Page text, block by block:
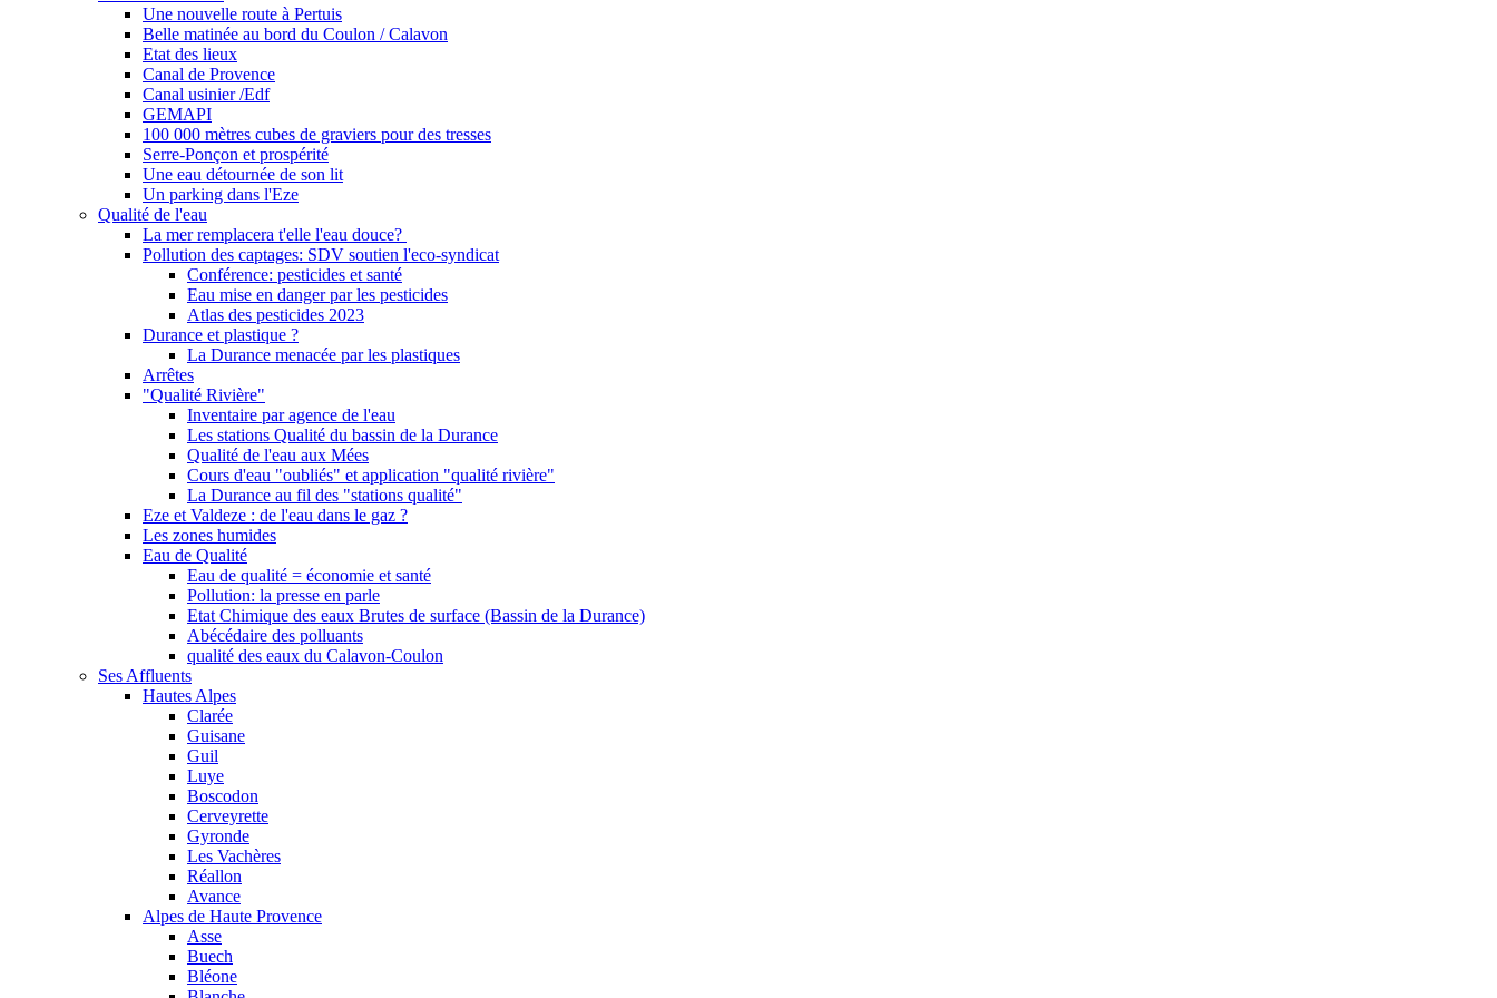
Une nouvelle route à Pertuis
Belle matinée au bord du Coulon / Calavon
Etat des lieux
Canal de Provence
Canal usinier /Edf
GEMAPI
100 000 mètres cubes de graviers pour des tresses
Serre-Ponçon et prospérité
Une eau détournée de son lit
Un parking dans l'Eze
Qualité de l'eau
La mer remplacera t'elle l'eau douce?
Pollution des captages: SDV soutien l'eco-syndicat
Conférence: pesticides et santé
Eau mise en danger par les pesticides
Atlas des pesticides 2023
Durance et plastique ?
La Durance menacée par les plastiques
Arrêtes
"Qualité Rivière"
Inventaire par agence de l'eau
Les stations Qualité du bassin de la Durance
Qualité de l'eau aux Mées
Cours d'eau "oubliés" et application "qualité rivière"
La Durance au fil des "stations qualité"
Eze et Valdeze : de l'eau dans le gaz ?
Les zones humides
Eau de Qualité
Eau de qualité = économie et santé
Pollution: la presse en parle
Etat Chimique des eaux Brutes de surface (Bassin de la Durance)
Abécédaire des polluants
qualité des eaux du Calavon-Coulon
Ses Affluents
Hautes Alpes
Clarée
Guisane
Guil
Luye
Boscodon
Cerveyrette
Gyronde
Les Vachères
Réallon
Avance
Alpes de Haute Provence
Asse
Buech
Bléone